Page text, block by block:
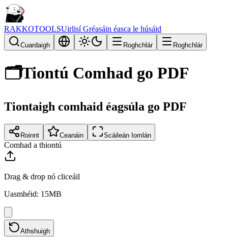
RAKKOTOOLSUirlisí Gréasáin éasca le húsáid
Cuardaigh Roghchlár Roghchlár
🗂️Tiontú Comhad go PDF
Tiontaigh comhaid éagsúla go PDF
Roinnt Ceanáin Scáileán Iomlán
Comhad a thiontú
Drag & drop nó cliceáil
Uasmhéid: 15MB
Athshuigh